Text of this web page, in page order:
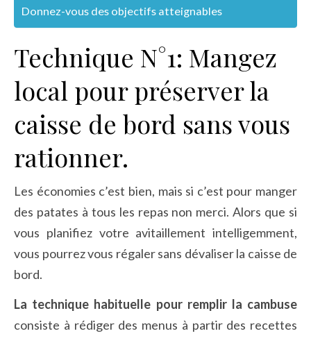
Donnez-vous des objectifs atteignables
Technique N°1: Mangez
local pour préserver la
caisse de bord sans vous
rationner.
Les économies c’est bien, mais si c’est pour manger
des patates à tous les repas non merci. Alors que si
vous planifiez votre avitaillement intelligemment,
vous pourrez vous régaler sans dévaliser la caisse de
bord.
La technique habituelle pour remplir la cambuse
consiste à rédiger des menus à partir des recettes